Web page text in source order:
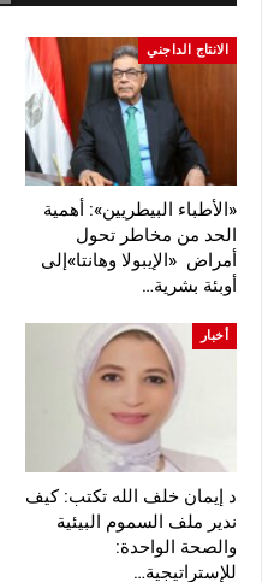
الانتاج الداجني
«الأطباء البيطريين»: أهمية
الحد من مخاطر تحول
أمراض «الإيبولا وهانتا»إلى
أوبئة بشرية…
أخبار
د إيمان خلف الله تكتب: كيف
ندير ملف السموم البيئية
والصحة الواحدة:
للإستراتيجية…